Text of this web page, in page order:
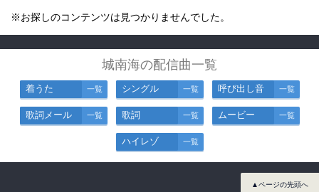
※お探しのコンテンツは見つかりませんでした。
城南海の配信曲一覧
着うた 一覧 シングル 一覧 呼び出し音 一覧
歌詞メール 一覧 歌詞 一覧 ムービー 一覧
ハイレゾ 一覧
▲ページの先頭へ